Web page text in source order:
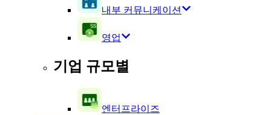
내부 커뮤니케이션
영업
기업 규모별
엔터프라이즈